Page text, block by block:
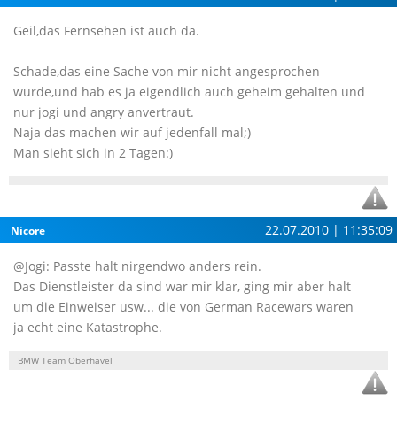
Geil,das Fernsehen ist auch da.
Schade,das eine Sache von mir nicht angesprochen
wurde,und hab es ja eigendlich auch geheim gehalten und
nur jogi und angry anvertraut.
Naja das machen wir auf jedenfall mal;)
Man sieht sich in 2 Tagen:)
Nicore 22.07.2010 | 11:35:09
@Jogi: Passte halt nirgendwo anders rein.
Das Dienstleister da sind war mir klar, ging mir aber halt
um die Einweiser usw... die von German Racewars waren
ja echt eine Katastrophe.
BMW Team Oberhavel